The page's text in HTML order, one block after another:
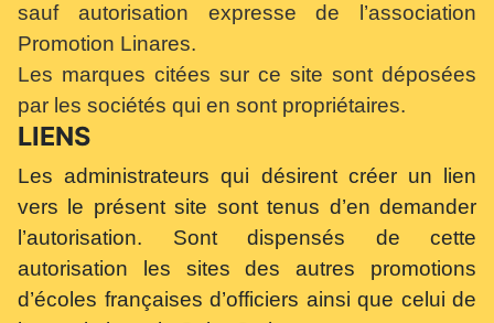
sauf autorisation expresse de l’association
Promotion Linares.
Les marques citées sur ce site sont déposées
par les sociétés qui en sont propriétaires.
LIENS
Les administrateurs qui désirent créer un lien
vers le présent site sont tenus d’en demander
l’autorisation. Sont dispensés de cette
autorisation les sites des autres promotions
d’écoles françaises d’officiers ainsi que celui de